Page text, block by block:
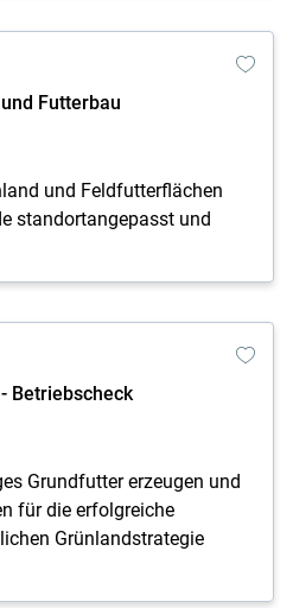
Futterbau
und Feldfutterflächen
standortangepasst und
Betriebscheck
Grundfutter erzeugen und
für die erfolgreiche
Grünlandstrategie